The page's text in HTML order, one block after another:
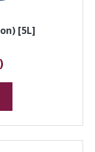
[5L]
)